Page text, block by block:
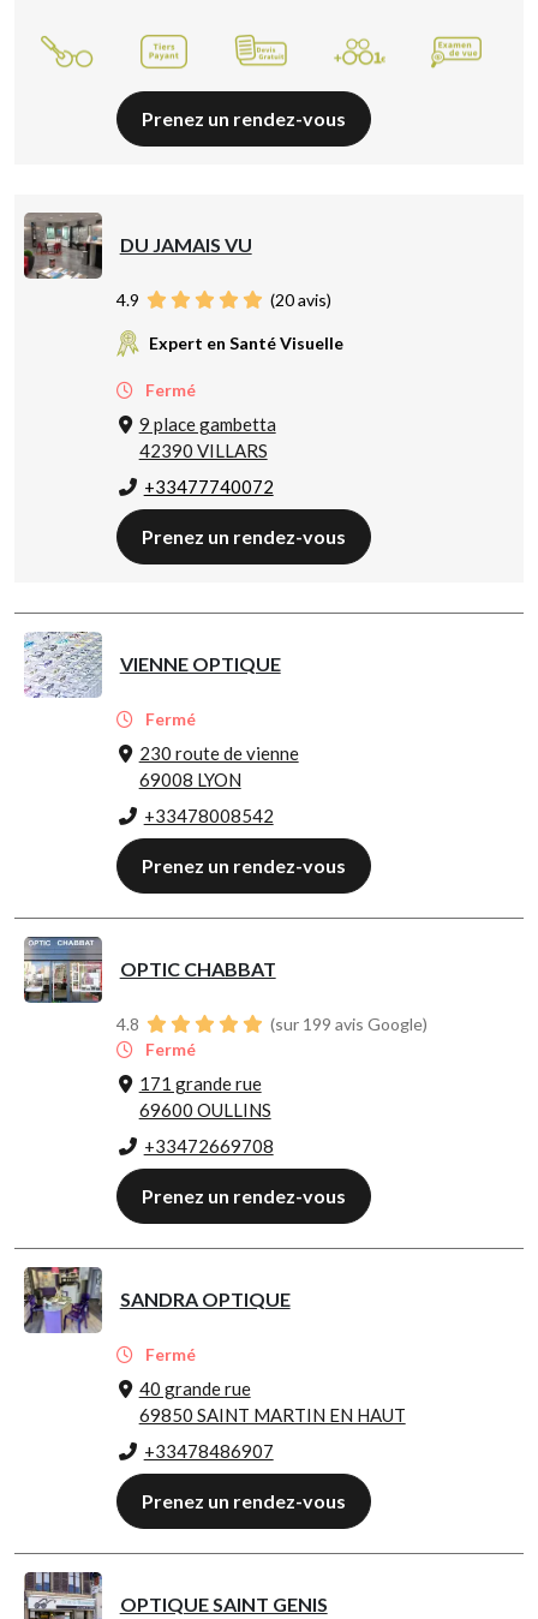
Prenez un rendez-vous
DU JAMAIS VU
4.9 (20avis)
Expert en Santé Visuelle
Fermé
9 place gambetta
42390 VILLARS
+33477740072
Prenez un rendez-vous
VIENNE OPTIQUE
Fermé
230 route de vienne
69008 LYON
+33478008542
Prenez un rendez-vous
OPTIC CHABBAT
4.8
(sur 199 avis Google)
Fermé
171 grande rue
69600 OULLINS
+33472669708
Prenez un rendez-vous
SANDRA OPTIQUE
Fermé
40 grande rue
69850 SAINT MARTIN EN HAUT
+33478486907
Prenez un rendez-vous
OPTIQUE SAINT GENIS